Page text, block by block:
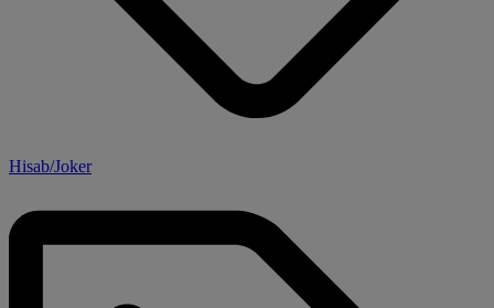
Hisab/Joker